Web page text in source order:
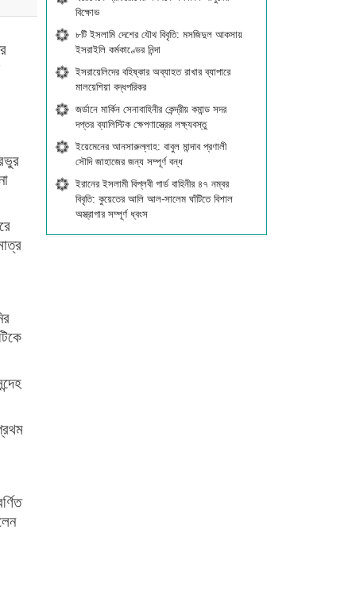
বিক্ষোভ
৮টি ইসলামি দেশের যৌথ বিবৃতি: মসজিদুল আকসায়
ইসরাইলি কর্মকাণ্ডের নিন্দা
ইসরায়েলিদের বহিষ্কার অব্যাহত রাখার ব্যাপারে
মালয়েশিয়া বদ্ধপরিকর
জর্ডানে মার্কিন সেনাবাহিনীর কেন্দ্রীয় কমান্ড সদর
দপ্তর ব্যালিস্টিক ক্ষেপণাস্ত্রের লক্ষ্যবস্তু
ইয়েমেনের আনসারুল্লাহ: বাবুল মান্দাব প্রণালী
সৌদি জাহাজের জন্য সম্পূর্ণ বন্ধ
ইরানের ইসলামী বিপ্লবী গার্ড বাহিনীর ৪৭ নম্বর
বিবৃতি: কুয়েতের আলি আল-সালেম ঘাঁটিতে বিশাল
অস্ত্রাগার সম্পূর্ণ ধ্বংস